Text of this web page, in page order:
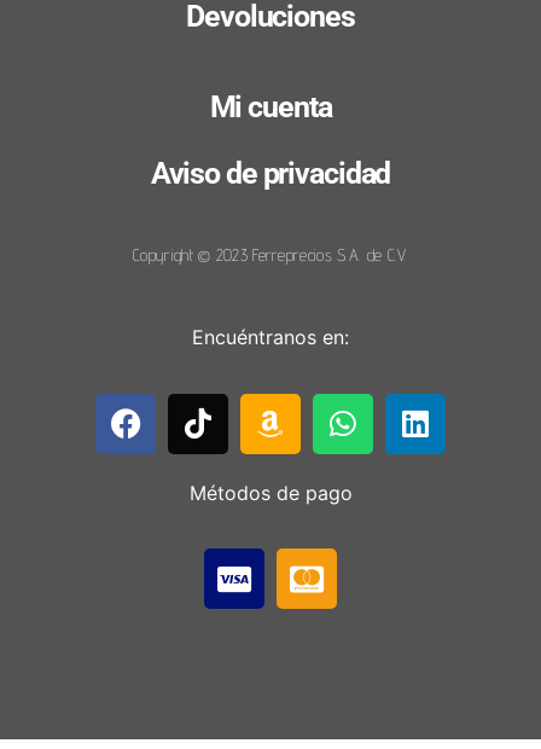
Devoluciones
Mi cuenta
Aviso de privacidad
Copyright © 2023 Ferreprecios S.A. de C.V.
Encuéntranos en:
Métodos de pago